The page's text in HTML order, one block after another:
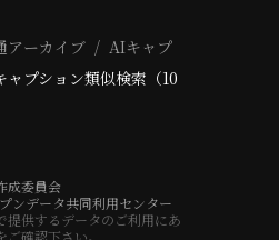
アーカイブ
AIキャプ
ャプション類似検索（10
成委員会
ンデータ共同利用センター
提供するデータのご利用にあ